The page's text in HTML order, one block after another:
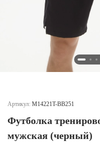
Смоленская область (1)
Ставропольский край (5)
Томская область (1)
Тюменская область (3)
Челябинская область (2)
Ямало-Ненецкий автономный
Ярославская область (1)
Артикул: M14221T-BB251
Футболка
мужская (черный)